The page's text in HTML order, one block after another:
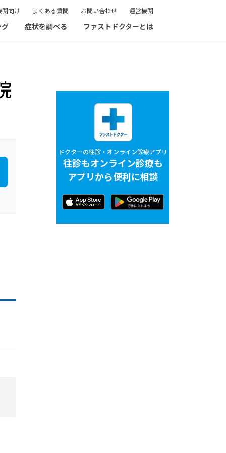
関向け よくある質問 お問い合わせ 運営機関
症状を調べる ファストドクターとは
ドクターの往診・オンライン診療アプリ
往診もオンライン診療も
アプリから便利に相談